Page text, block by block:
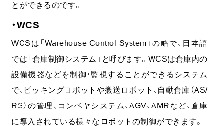
とができるのです。
・WCS
WCSは「Warehouse Control System」の略で、日本語
では「倉庫制御システム」と呼びます。WCSは倉庫内の
設備機器などを制御・監視することができるシステム
で、ピッキングロボットや搬送ロボット、自動倉庫（AS/
RS）の管理、コンベヤシステム、AGV、AMRなど、倉庫
に導入されている様々なロボットの制御ができます。